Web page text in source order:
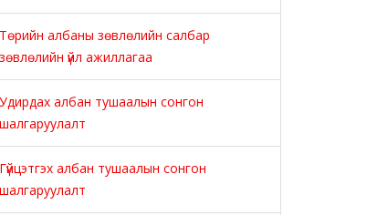
Төрийн албаны зөвлөлийн салбар
зөвлөлийн үйл ажиллагаа
Удирдах албан тушаалын сонгон
шалгаруулалт
Гүйцэтгэх албан тушаалын сонгон
шалгаруулалт